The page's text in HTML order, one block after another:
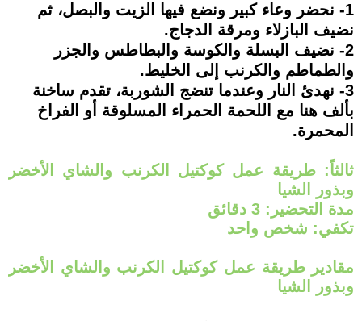
1- نحضر وعاء كبير ونضع فيها الزيت والبصل، ثم
نضيف البازلاء ومرقة الدجاج.
2- نضيف البسلة والكوسة والبطاطس والجزر
والطماطم والكرنب إلى الخليط.
3- نهدئ النار وعندما تنضج الشوربة، تقدم ساخنة
بألف هنا مع اللحمة الحمراء المسلوقة أو الفراخ
المحمرة.
ثالثاً: طريقة عمل كوكتيل الكرنب والشاي الأخضر
وبذور الشيا
مدة التحضير: 3 دقائق
تكفي: شخص واحد
مقادير طريقة عمل كوكتيل الكرنب والشاي الأخضر
وبذور الشيا